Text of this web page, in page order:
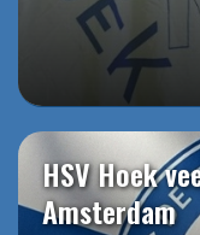
HSV Hoek
Amsterdam